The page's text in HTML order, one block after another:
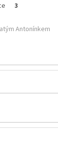
3
Antonínkem